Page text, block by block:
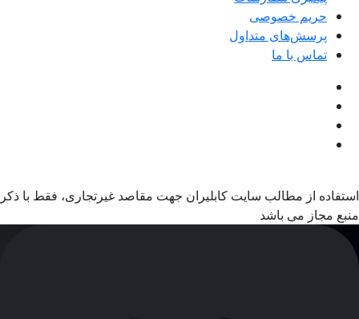
حریم خصوصی
پرسش‌های متداول
تماس با ما
استفاده از مطالب سایت کابلیران جهت مقاصد غیرتجاری، فقط با ذکر
منبع مجاز می باشد